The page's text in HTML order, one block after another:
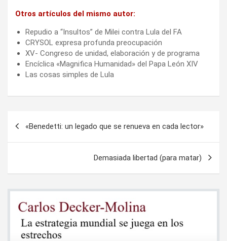
Otros artículos del mismo autor:
Repudio a “Insultos” de Milei contra Lula del FA
CRYSOL expresa profunda preocupación
XV- Congreso de unidad, elaboración y de programa
Encíclica «Magnifica Humanidad» del Papa León XIV
Las cosas simples de Lula
«Benedetti: un legado que se renueva en cada lector»
Demasiada libertad (para matar)